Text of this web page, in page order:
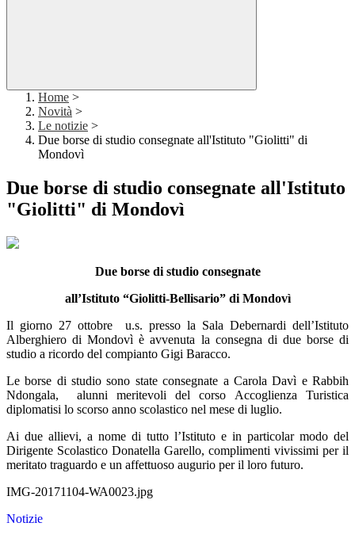
Home >
Novità >
Le notizie >
Due borse di studio consegnate all'Istituto "Giolitti" di
Mondovì
Due borse di studio consegnate all'Istituto
"Giolitti" di Mondovì
Due borse di studio consegnate
all’Istituto “Giolitti-Bellisario” di Mondovì
Il giorno 27 ottobre u.s. presso la Sala Debernardi dell’Istituto
Alberghiero di Mondovì è avvenuta la consegna di due borse di
studio a ricordo del compianto Gigi Baracco.
Le borse di studio sono state consegnate a Carola Davì e Rabbih
Ndongala, alunni meritevoli del corso Accoglienza Turistica
diplomatisi lo scorso anno scolastico nel mese di luglio.
Ai due allievi, a nome di tutto l’Istituto e in particolar modo del
Dirigente Scolastico Donatella Garello, complimenti vivissimi per il
meritato traguardo e un affettuoso augurio per il loro futuro.
IMG-20171104-WA0023.jpg
Notizie